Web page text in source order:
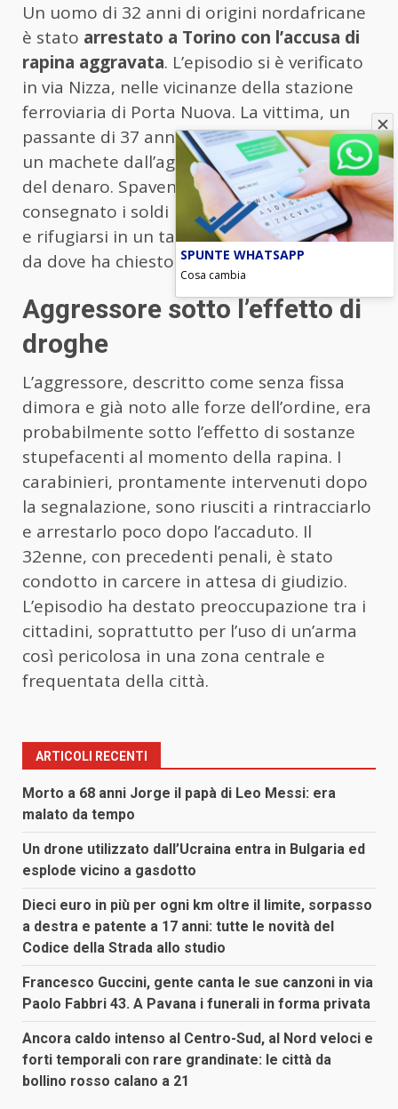
Un uomo di 32 anni di origini nordafricane
è stato arrestato a Torino con l’accusa di
rapina aggravata. L’episodio si è verificato
in via Nizza, nelle vicinanze della stazione
ferroviaria di Porta Nuova. La vittima, un
passante di 37 anni, è stata minacciata con
un machete dall’aggressore, che ha preteso
del denaro. Spaventato, il passante ha
consegnato i soldi richiesti, per poi fuggire
e rifugiarsi in un taxi fermo nelle vicinanze,
da dove ha chiesto aiuto.
Aggressore sotto l’effetto di
droghe
L’aggressore, descritto come senza fissa
dimora e già noto alle forze dell’ordine, era
probabilmente sotto l’effetto di sostanze
stupefacenti al momento della rapina. I
carabinieri, prontamente intervenuti dopo
la segnalazione, sono riusciti a rintracciarlo
e arrestarlo poco dopo l’accaduto. Il
32enne, con precedenti penali, è stato
condotto in carcere in attesa di giudizio.
L’episodio ha destato preoccupazione tra i
cittadini, soprattutto per l’uso di un’arma
così pericolosa in una zona centrale e
frequentata della città.
ARTICOLI RECENTI
Morto a 68 anni Jorge il papà di Leo Messi: era
malato da tempo
Un drone utilizzato dall’Ucraina entra in Bulgaria ed
esplode vicino a gasdotto
Dieci euro in più per ogni km oltre il limite, sorpasso
a destra e patente a 17 anni: tutte le novità del
Codice della Strada allo studio
Francesco Guccini, gente canta le sue canzoni in via
Paolo Fabbri 43. A Pavana i funerali in forma privata
Ancora caldo intenso al Centro-Sud, al Nord veloci e
forti temporali con rare grandinate: le città da
bollino rosso calano a 21
SPUNTE WHATSAPP
Cosa cambia